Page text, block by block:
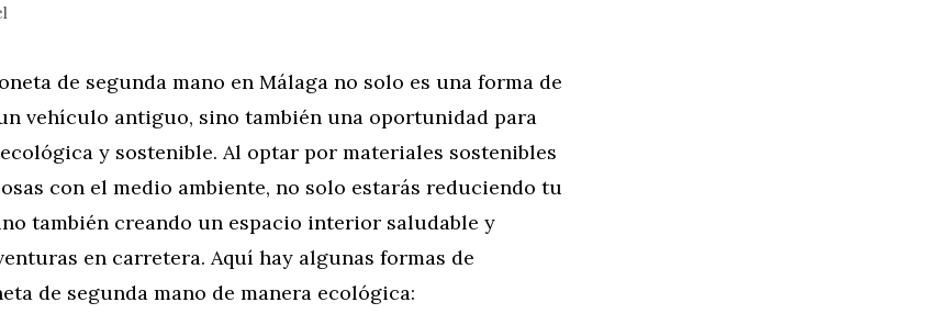
de segunda mano en Málaga no solo es una forma de
vehículo antiguo, sino también una oportunidad para
y sostenible. Al optar por materiales sostenibles
con el medio ambiente, no solo estarás reduciendo tu
también creando un espacio interior saludable y
en carretera. Aquí hay algunas formas de
de segunda mano de manera ecológica: